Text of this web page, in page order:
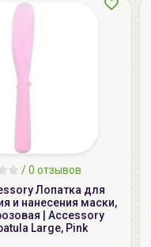
/0 отзывов
Лопатка для
и нанесения маски,
| Accessory
Large, Pink